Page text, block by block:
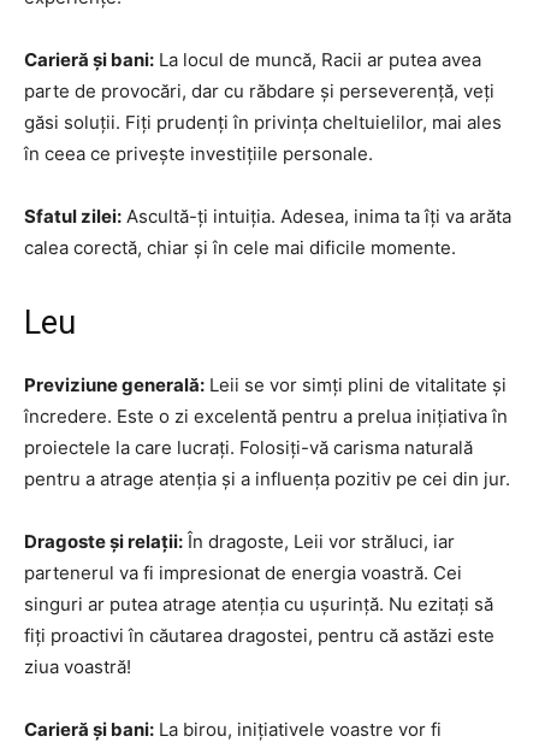
Carieră și bani: La locul de muncă, Racii ar putea avea
parte de provocări, dar cu răbdare și perseverență, veți
găsi soluții. Fiți prudenți în privința cheltuielilor, mai ales
în ceea ce privește investițiile personale.
Sfatul zilei: Ascultă-ți intuiția. Adesea, inima ta îți va arăta
calea corectă, chiar și în cele mai dificile momente.
Leu
Previziune generală: Leii se vor simți plini de vitalitate și
încredere. Este o zi excelentă pentru a prelua inițiativa în
proiectele la care lucrați. Folosiți-vă carisma naturală
pentru a atrage atenția și a influența pozitiv pe cei din jur.
Dragoste și relații: În dragoste, Leii vor străluci, iar
partenerul va fi impresionat de energia voastră. Cei
singuri ar putea atrage atenția cu ușurință. Nu ezitați să
fiți proactivi în căutarea dragostei, pentru că astăzi este
ziua voastră!
Carieră și bani: La birou, inițiativele voastre vor fi